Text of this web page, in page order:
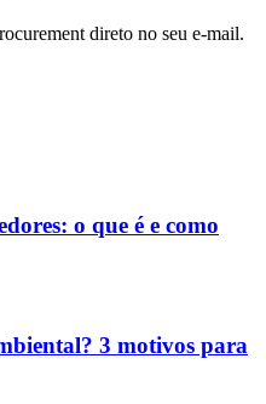
direto no seu e-mail.
o que é e como
3 motivos para